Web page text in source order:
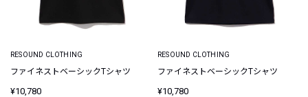
RESOUND CLOTHING
ファイネストベーシックTシャツ
¥10,780
RESOUND CLOTHING
ファイネストベーシックTシャツ
¥10,780